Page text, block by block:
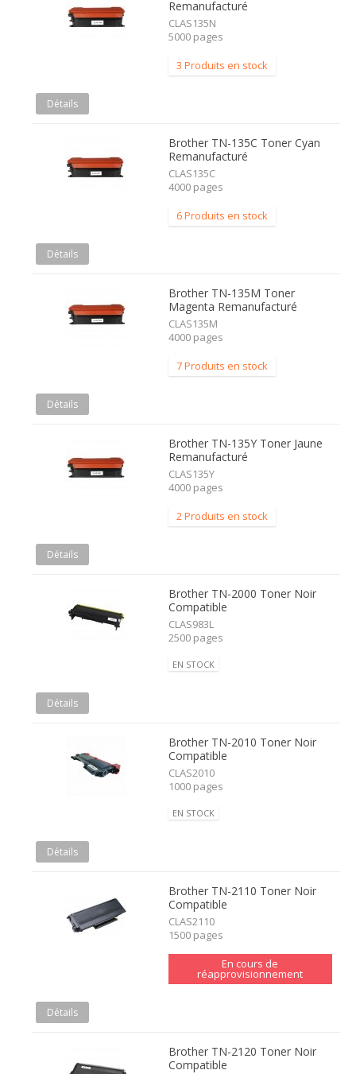
Remanufacturé
CLAS135N
5000 pages
3 Produits en stock
Détails
Brother TN-135C Toner Cyan
Remanufacturé
CLAS135C
4000 pages
6 Produits en stock
Détails
Brother TN-135M Toner
Magenta Remanufacturé
CLAS135M
4000 pages
7 Produits en stock
Détails
Brother TN-135Y Toner Jaune
Remanufacturé
CLAS135Y
4000 pages
2 Produits en stock
Détails
Brother TN-2000 Toner Noir
Compatible
CLAS983L
2500 pages
EN STOCK
Détails
Brother TN-2010 Toner Noir
Compatible
CLAS2010
1000 pages
EN STOCK
Détails
Brother TN-2110 Toner Noir
Compatible
CLAS2110
1500 pages
En cours de
réapprovisionnement
Détails
Brother TN-2120 Toner Noir
Compatible